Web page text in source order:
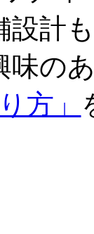
設計
味の
方」